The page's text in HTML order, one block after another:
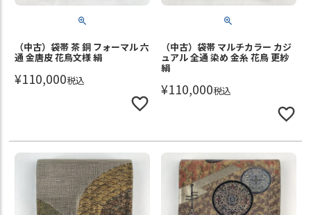
（中古）袋帯 茶 銅 フォーマル 六
通 金唐皮 花鳥文様 絹
¥110,000税込
（中古）袋帯 マルチカラー カジ
ュアル 全通 染め 金糸 花鳥 更紗
絹
¥110,000税込